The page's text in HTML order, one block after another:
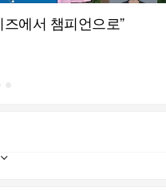
에서 챔피언으로”